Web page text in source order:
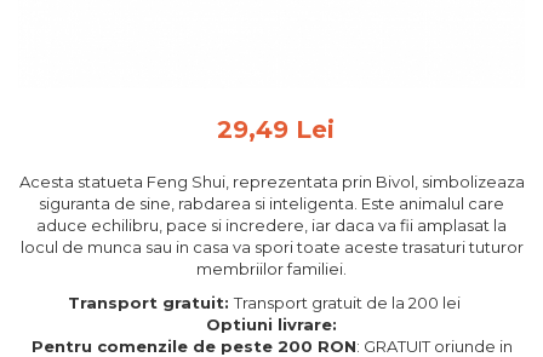
Aromaterapie
Papioane din lemn
Decoratiuni pentru casa
Genti si portofele barbati din
29,49 Lei
Acesta statueta Feng Shui, reprezentata prin Bivol, simbolizeaza
siguranta de sine, rabdarea si inteligenta. Este animalul care
aduce echilibru, pace si incredere, iar daca va fii amplasat la
locul de munca sau in casa va spori toate aceste trasaturi tuturor
membriilor familiei.
Transport gratuit:Transport gratuit de la 200 lei
Optiuni livrare:
Pentru comenzile de peste 200 RON: GRATUIT oriunde in